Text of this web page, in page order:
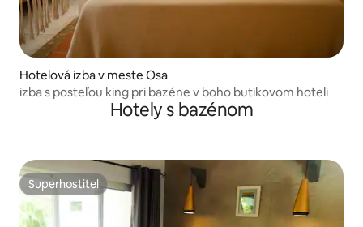
Hotelová izba v meste Osa
izba s posteľou king pri bazéne v boho butikovom hoteli
Hotely s bazénom
Superhostiteľ
Superhostiteľ